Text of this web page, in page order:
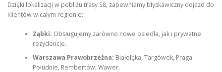
Dzięki lokalizacji w pobliżu trasy S8, zapewniamy błyskawiczny dojazd do
klientów w całym regionie:
Ząbki: Obsługujemy zarówno nowe osiedla, jak i prywatne
rezydencje.
Warszawa Prawobrzeżna: Białołęka, Targówek, Praga-
Południe, Rembertów, Wawer.